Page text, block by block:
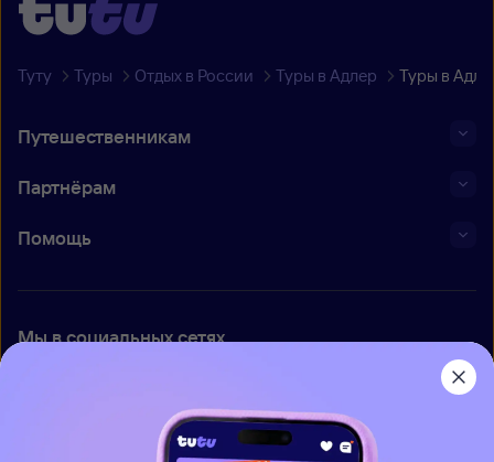
Туту Туры Отдых в России Туры в Адлер Туры в
Путешественникам
Партнёрам
Помощь
Мы в социальных сетях
Приложение Туту